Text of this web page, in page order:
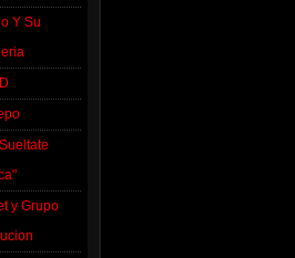
Y Su
y Grupo